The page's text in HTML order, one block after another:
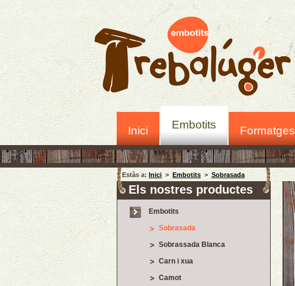
Inici Embotits Formatges
Estàs a: Inici > Embotits > Sobrasada
Els nostres productes
Embotits
Sobrasada
Sobrassada Blanca
Carn i xua
Camot